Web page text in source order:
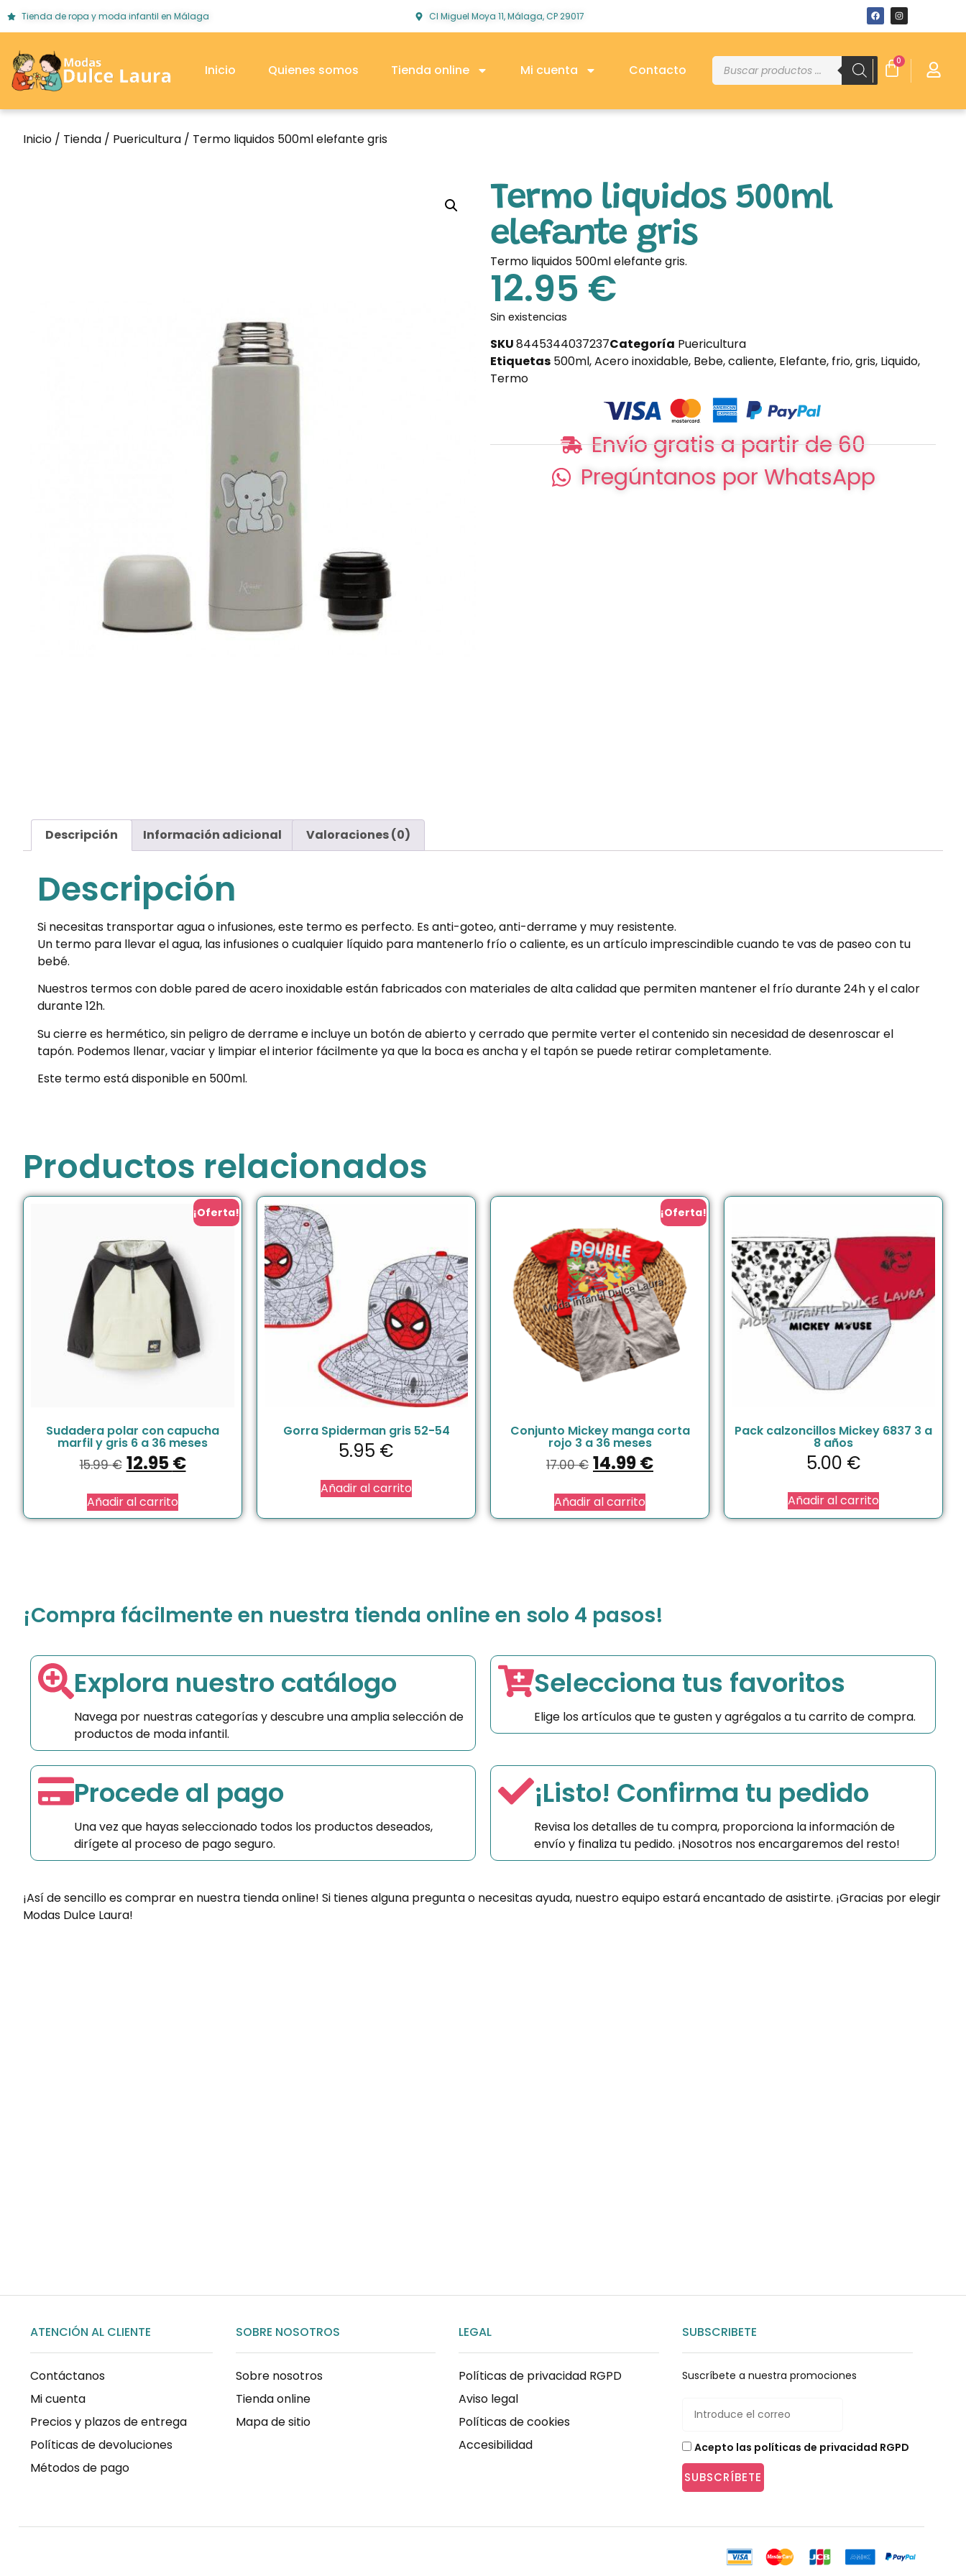
Tienda de ropa y moda infantil en Málaga Cl Miguel Moya 11, Málaga, CP 29017
Inicio Quienes somos Tienda online Mi cuenta Contacto
0
Inicio / Tienda / Puericultura / Termo liquidos 500ml elefante gris
Termo liquidos 500ml
elefante gris
Termo liquidos 500ml elefante gris.
12.95 €
Sin existencias
SKU8445344037237Categoría Puericultura
Etiquetas 500ml,Acero inoxidable, Bebe,caliente, Elefante, frio,gris, Liquido,
Termo
Envío gratis a partir de 60
Pregúntanos por WhatsApp
Descripción Información adicional Valoraciones (0)
Descripción
Si necesitas transportar agua o infusiones, este termo es perfecto. Es anti-goteo, anti-derrame y muy resistente.
Un termo para llevar el agua, las infusiones o cualquier líquido para mantenerlo frío o caliente, es un artículo imprescindible cuando te vas de paseo con tu
bebé.
Nuestros termos con doble pared de acero inoxidable están fabricados con materiales de alta calidad que permiten mantener el frío durante 24h y el calor
durante 12h.
Su cierre es hermético, sin peligro de derrame e incluye un botón de abierto y cerrado que permite verter el contenido sin necesidad de desenroscar el
tapón. Podemos llenar, vaciar y limpiar el interior fácilmente ya que la boca es ancha y el tapón se puede retirar completamente.
Este termo está disponible en 500ml.
Productos relacionados
¡Oferta!
Sudadera polar con capucha
marfil y gris 6 a 36 meses
15.99€ 12.95€
Añadir al carrito
Gorra Spiderman gris 52-54
5.95 €
Añadir al carrito
¡Oferta!
Conjunto Mickey manga corta
rojo 3 a 36 meses
17.00€ 14.99€
Añadir al carrito
Pack calzoncillos Mickey 6837 3 a
8 años
5.00 €
Añadir al carrito
¡Compra fácilmente en nuestra tienda online en solo 4 pasos!
Explora nuestro catálogo
Navega por nuestras categorías y descubre una amplia selección de
productos de moda infantil.
Selecciona tus favoritos
Elige los artículos que te gusten y agrégalos a tu carrito de compra.
Procede al pago
Una vez que hayas seleccionado todos los productos deseados,
dirígete al proceso de pago seguro.
¡Listo! Confirma tu pedido
Revisa los detalles de tu compra, proporciona la información de
envío y finaliza tu pedido. ¡Nosotros nos encargaremos del resto!
¡Así de sencillo es comprar en nuestra tienda online! Si tienes alguna pregunta o necesitas ayuda, nuestro equipo estará encantado de asistirte. ¡Gracias por elegir
Modas Dulce Laura!
ATENCIÓN AL CLIENTE
Contáctanos
Mi cuenta
Precios y plazos de entrega
Políticas de devoluciones
Métodos de pago
SOBRE NOSOTROS
Sobre nosotros
Tienda online
Mapa de sitio
LEGAL
Políticas de privacidad RGPD
Aviso legal
Políticas de cookies
Accesibilidad
SUBSCRIBETE
Suscríbete a nuestra promociones
Acepto las políticas de privacidad RGPD
SUBSCRÍBETE